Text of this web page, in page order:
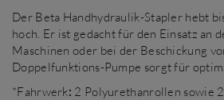
Der Beta Handhydraulik-Stapler hebt
hoch. Er ist gedacht für den Einsatz an
Maschinen oder bei der Beschickung
Doppelfunktions-Pumpe sorgt für
*Fahrwerk: 2 Polyurethanrollen sowie